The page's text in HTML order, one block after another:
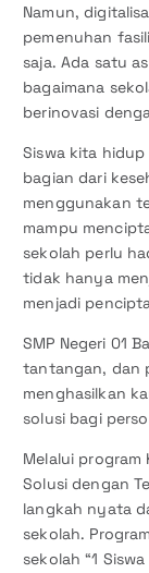
Namun,
pemenuhan
saja. Ada satu
bagaimana
berinovasi
Siswa kita
bagian dari
menggunakan
mampu
sekolah perlu
tidak hanya
menjadi
SMP Negeri 01
tantangan, dan
menghasilkan
solusi bagi
Melalui program
Solusi dengan
langkah nyata
sekolah.
sekolah “1